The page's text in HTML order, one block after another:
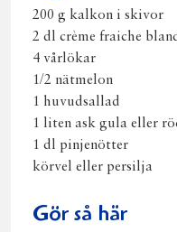
200 g kalkon i skivor
2 dl crème fraiche
4 vårlökar
1/2 nätmelon
1 huvudsallad
1 liten ask gula eller
1 dl pinjenötter
körvel eller persilja
Gör så här